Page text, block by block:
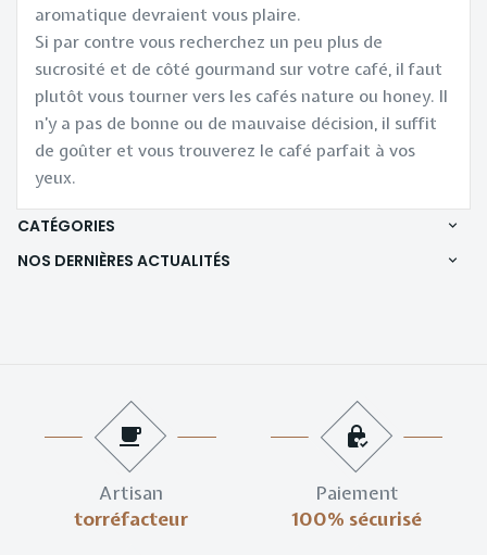
aromatique devraient vous plaire.
Si par contre vous recherchez un peu plus de
sucrosité et de côté gourmand sur votre café, il faut
plutôt vous tourner vers les cafés nature ou honey. Il
n’y a pas de bonne ou de mauvaise décision, il suffit
de goûter et vous trouverez le café parfait à vos
yeux.
CATÉGORIES
NOS DERNIÈRES ACTUALITÉS
Artisan
torréfacteur
Paiement
100% sécurisé